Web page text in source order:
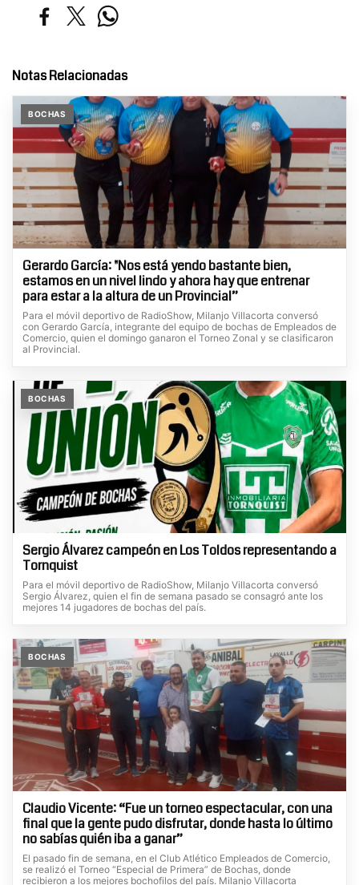
Notas Relacionadas
BOCHAS
Gerardo García: "Nos está yendo bastante bien,
estamos en un nivel lindo y ahora hay que entrenar
para estar a la altura de un Provincial”
Para el móvil deportivo de RadioShow, Milanjo Villacorta conversó
con Gerardo García, integrante del equipo de bochas de Empleados de
Comercio, quien el domingo ganaron el Torneo Zonal y se clasificaron
al Provincial.
BOCHAS
Sergio Álvarez campeón en Los Toldos representando a
Tornquist
Para el móvil deportivo de RadioShow, Milanjo Villacorta conversó
Sergio Álvarez, quien el fin de semana pasado se consagró ante los
mejores 14 jugadores de bochas del país.
BOCHAS
Claudio Vicente: “Fue un torneo espectacular, con una
final que la gente pudo disfrutar, donde hasta lo último
no sabías quién iba a ganar”
El pasado fin de semana, en el Club Atlético Empleados de Comercio,
se realizó el Torneo “Especial de Primera” de Bochas, donde
recibieron a los mejores bochofilos del país. Milanjo Villacorta